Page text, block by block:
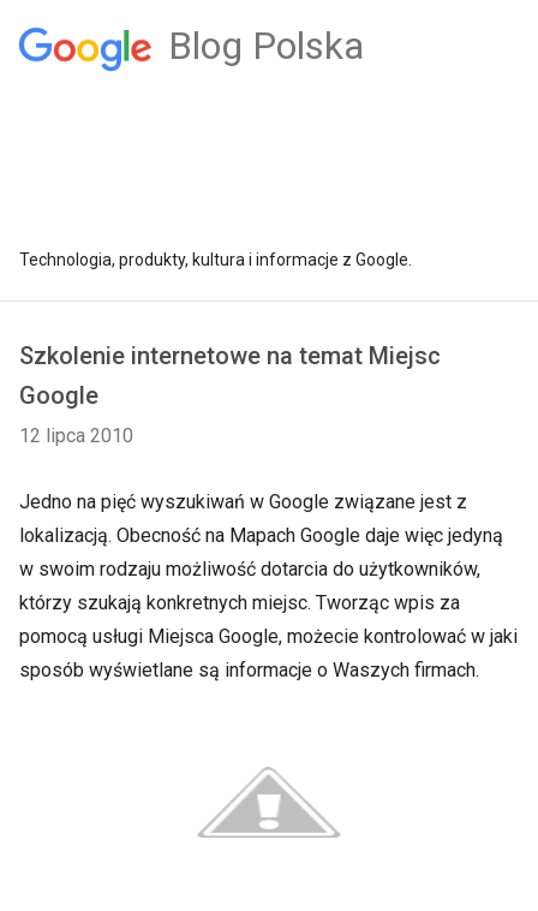
Blog Polska
Technologia, produkty, kultura i informacje z Google.
Szkolenie internetowe na temat Miejsc
Google
12 lipca 2010
Jedno na pięć wyszukiwań w Google związane jest z
lokalizacją. Obecność na Mapach Google daje więc jedyną
w swoim rodzaju możliwość dotarcia do użytkowników,
którzy szukają konkretnych miejsc. Tworząc wpis za
pomocą usługi Miejsca Google, możecie kontrolować w jaki
sposób wyświetlane są informacje o Waszych firmach.